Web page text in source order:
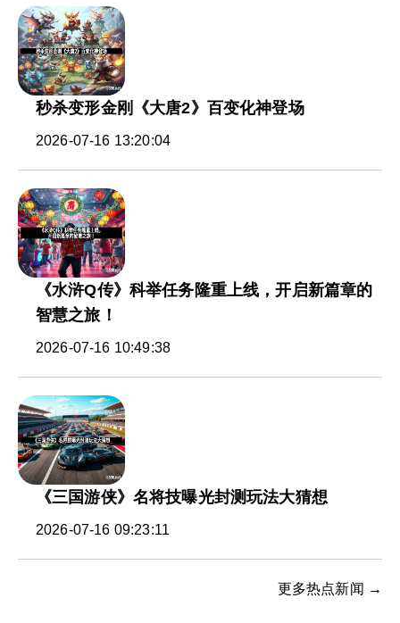
秒杀变形金刚《大唐2》百变化神登场
2026-07-16 13:20:04
《水浒Q传》科举任务隆重上线，开启新篇章的
智慧之旅！
2026-07-16 10:49:38
《三国游侠》名将技曝光封测玩法大猜想
2026-07-16 09:23:11
更多热点新闻 →